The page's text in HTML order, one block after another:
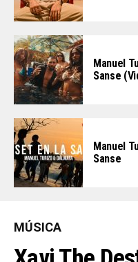
Manuel
Sanse
Manuel
Sanse
MÚSICA